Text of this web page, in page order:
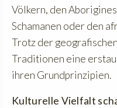
Völkern, den
Schamanen oder den
Trotz der
Traditionen eine
ihren Grundprinzipien.
Kulturelle Vielfalt